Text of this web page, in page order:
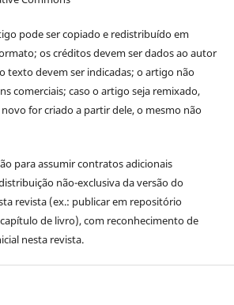
pode ser copiado e redistribuído em
os créditos devem ser dados ao autor
texto devem ser indicadas; o artigo não
comerciais; caso o artigo seja remixado,
for criado a partir dele, o mesmo não
para assumir contratos adicionais
não-exclusiva da versão do
revista (ex.: publicar em repositório
de livro), com reconhecimento de
nesta revista.